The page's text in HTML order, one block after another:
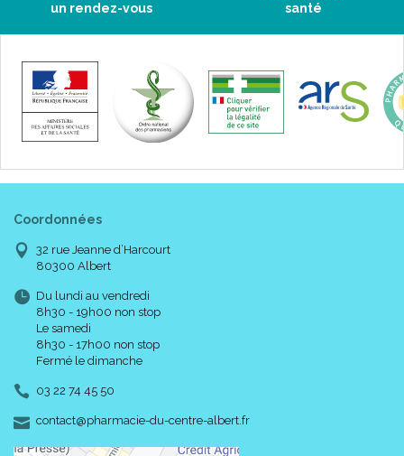
un rendez-vous
santé
Coordonnées
32 rue Jeanne d’Harcourt
80300 Albert
Du lundi au vendredi
8h30 - 19h00 non stop
Le samedi
8h30 - 17h00 non stop
Fermé le dimanche
03 22 74 45 50
contact-
@-
pharmacie-du-centre-albert.fr